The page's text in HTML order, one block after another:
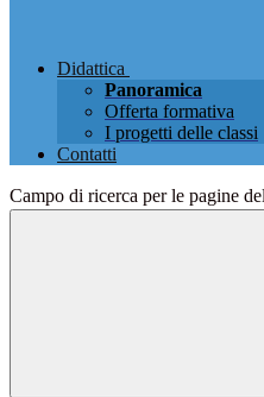
Didattica
Panoramica
Offerta formativa
I progetti delle classi
Contatti
Campo di ricerca per le pagine